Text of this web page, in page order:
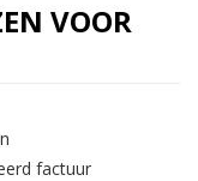
VOOR
factuur